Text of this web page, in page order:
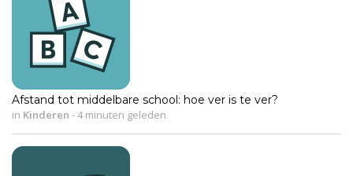
Afstand tot middelbare school: hoe ver is te ver?
in Kinderen -4 minuten geleden